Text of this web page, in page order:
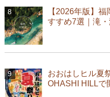
【2026年版】
すすめ7選｜滝
おおはしヒル夏
OHASHI HILLで